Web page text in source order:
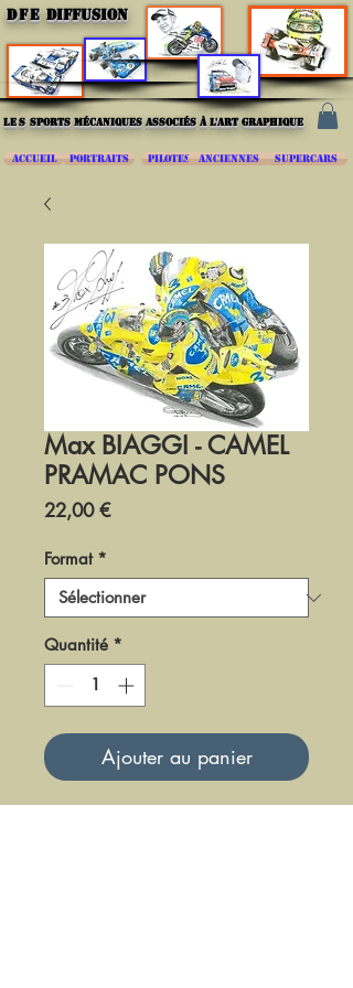
DFE DIFFUSION
les sports mécaniques associés à l'art graphique
ACCUEIL PORTRAITS PILOTES ANCIENNES SUPERCARS
Max BIAGGI - CAMEL
PRAMAC PONS
22,00 €Prix
Format *
Quantité *
Ajouter au panier